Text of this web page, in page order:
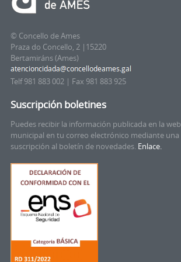
© Concello de Ames
Praza do Concello, 2 |15220
Bertamiráns (Ames)
Telf 981 883 002 | Fax 981 883 925
Suscripción boletines
Puedes recibir la información publicada en la web
municipal en tu correo electrónico mediante una
suscripción al boletín de novedades. Enlace.